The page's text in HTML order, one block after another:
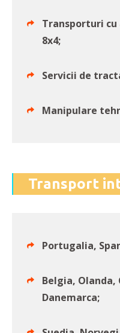
Transporturi
8x4;
Servicii de
Manipulare
Transport
Portugalia,
Belgia, Olanda,
Danemarca;